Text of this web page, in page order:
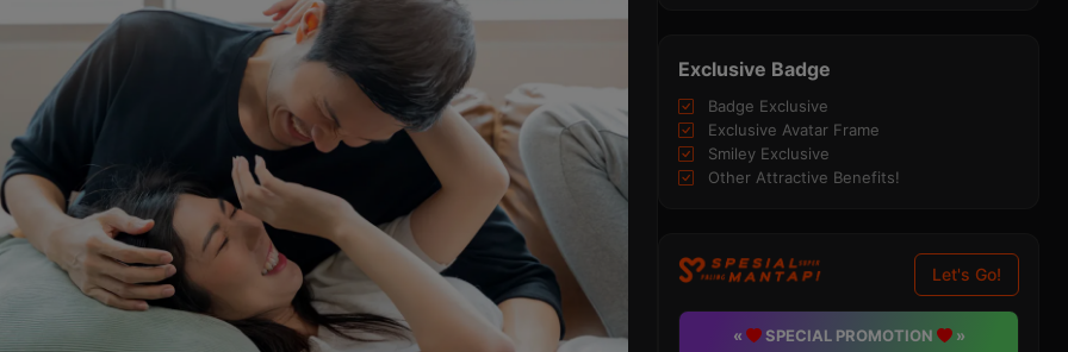
Exclusive Badge
Badge Exclusive
Exclusive Avatar Frame
Smiley Exclusive
Other Attractive Benefits!
Let's Go!
« SPECIAL PROMOTION »